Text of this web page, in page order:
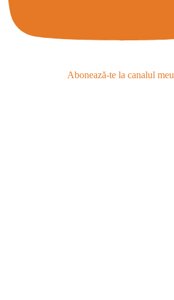
Abonează-te la canalul meu